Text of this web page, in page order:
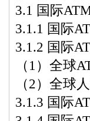
3.1 国际
3.1.1 国际
3.1.2 国际
（1）全球
（2）全球
3.1.3 国际